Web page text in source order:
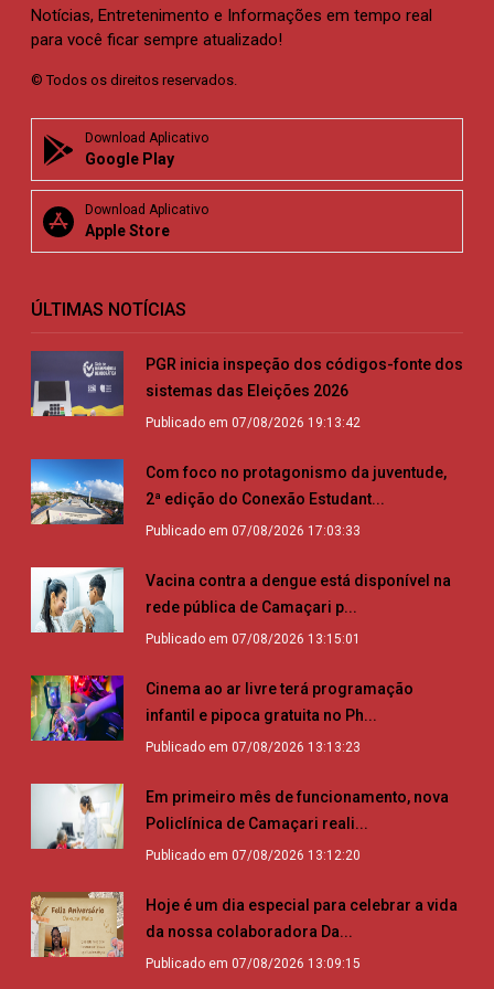
Notícias, Entretenimento e Informações em tempo real
para você ficar sempre atualizado!
© Todos os direitos reservados.
Download Aplicativo
Google Play
Download Aplicativo
Apple Store
ÚLTIMAS NOTÍCIAS
PGR inicia inspeção dos códigos-fonte dos
sistemas das Eleições 2026
Publicado em 07/08/2026 19:13:42
Com foco no protagonismo da juventude,
2ª edição do Conexão Estudant...
Publicado em 07/08/2026 17:03:33
Vacina contra a dengue está disponível na
rede pública de Camaçari p...
Publicado em 07/08/2026 13:15:01
Cinema ao ar livre terá programação
infantil e pipoca gratuita no Ph...
Publicado em 07/08/2026 13:13:23
Em primeiro mês de funcionamento, nova
Policlínica de Camaçari reali...
Publicado em 07/08/2026 13:12:20
Hoje é um dia especial para celebrar a vida
da nossa colaboradora Da...
Publicado em 07/08/2026 13:09:15